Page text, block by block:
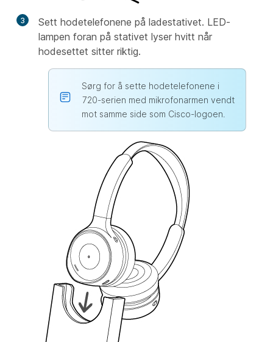
3
Sett hodetelefonene på ladestativet. LED-
lampen foran på stativet lyser hvitt når
hodesettet sitter riktig.
Sørg for å sette hodetelefonene i
720-serien med mikrofonarmen vendt
mot samme side som Cisco-logoen.